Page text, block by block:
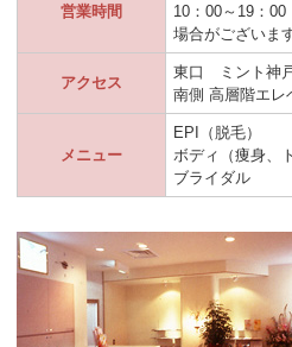
営業時間
10：00～19：
場合がございます
アクセス
東口 ミント神
南側 高層階エレ
メニュー
EPI（脱毛）
ボディ（痩身、
ブライダル